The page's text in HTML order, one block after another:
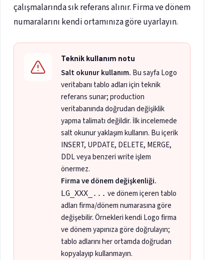
çalışmalarında sık referans alınır. Firma ve dönem
numaralarını kendi ortamınıza göre uyarlayın.
Teknik kullanım notu
Salt okunur kullanım. Bu sayfa Logo
veritabanı tablo adları için teknik
referans sunar; production
veritabanında doğrudan değişiklik
yapma talimatı değildir. İlk incelemede
salt okunur yaklaşım kullanın. Bu içerik
INSERT, UPDATE, DELETE, MERGE,
DDL veya benzeri write işlem
önermez.
Firma ve dönem değişkenliği.
LG_XXX_... ve dönem içeren tablo
adları firma/dönem numarasına göre
değişebilir. Örnekleri kendi Logo firma
ve dönem yapınıza göre doğrulayın;
tablo adlarını her ortamda doğrudan
kopyalayıp kullanmayın.